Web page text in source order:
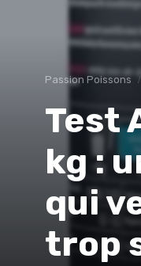
Passion Poissons
Test
kg :
qui
trop